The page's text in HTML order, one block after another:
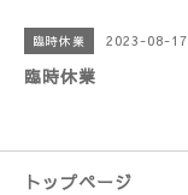
臨時休業 2023-08-
臨時休業
トップページ